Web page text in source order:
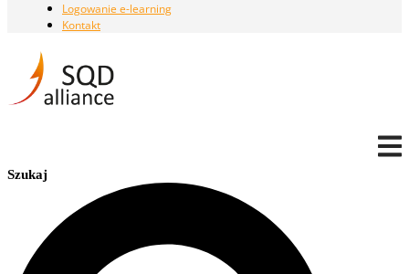
Logowanie e-learning
Kontakt
Szukaj